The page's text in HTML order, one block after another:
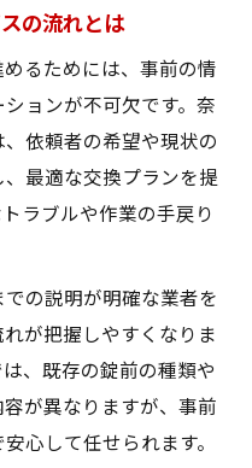
の流れとは
るためには、事前の情
ョンが不可欠です。奈
依頼者の希望や現状の
最適な交換プランを提
ラブルや作業の手戻り
の説明が明確な業者を
が把握しやすくなりま
、既存の錠前の種類や
が異なりますが、事前
心して任せられます。